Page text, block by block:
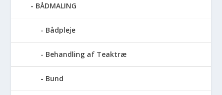
BÅDMALING
Bådpleje
Behandling af Teaktræ
Bund